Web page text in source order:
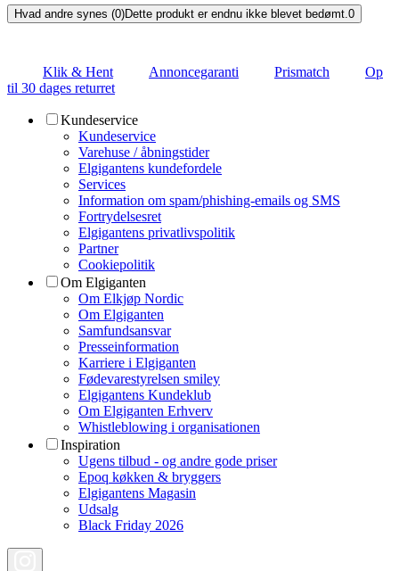
Hvad andre synes (0)Dette produkt er endnu ikke blevet bedømt.0
Klik & Hent Annoncegaranti Prismatch
Op
til 30 dages returret
Kundeservice
Kundeservice
Varehuse / åbningstider
Elgigantens kundefordele
Services
Information om spam/phishing-emails og SMS
Fortrydelsesret
Elgigantens privatlivspolitik
Partner
Cookiepolitik
Om Elgiganten
Om Elkjøp Nordic
Om Elgiganten
Samfundsansvar
Presseinformation
Karriere i Elgiganten
Fødevarestyrelsen smiley
Elgigantens Kundeklub
Om Elgiganten Erhverv
Whistleblowing i organisationen
Inspiration
Ugens tilbud - og andre gode priser
Epoq køkken & bryggers
Elgigantens Magasin
Udsalg
Black Friday 2026